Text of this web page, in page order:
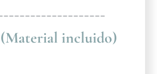
incluido)